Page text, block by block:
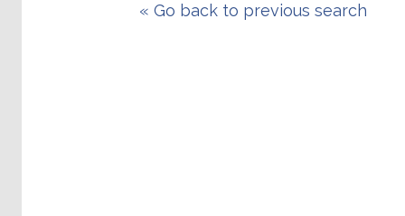
«Go back to previous search